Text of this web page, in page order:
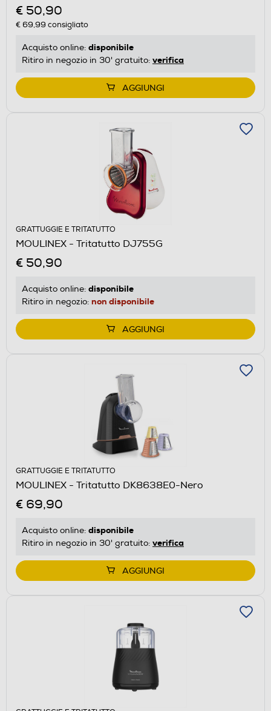
€ 50,90
€ 69,99 consigliato
Acquisto online: disponibile
Ritiro in negozio in 30' gratuito: verifica
AGGIUNGI
GRATTUGGIE E TRITATUTTO
MOULINEX - Tritatutto DJ755G
€ 50,90
Acquisto online: disponibile
Ritiro in negozio: non disponibile
AGGIUNGI
GRATTUGGIE E TRITATUTTO
MOULINEX - Tritatutto DK8638E0-Nero
€ 69,90
Acquisto online: disponibile
Ritiro in negozio in 30' gratuito: verifica
AGGIUNGI